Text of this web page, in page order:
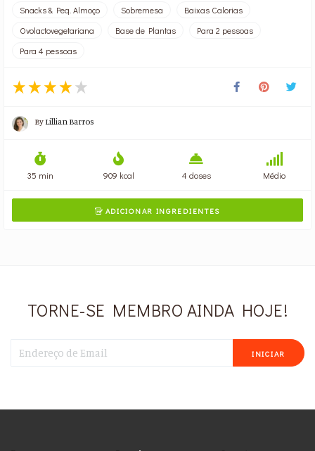
Snacks & Peq. Almoço Sobremesa
Baixas Calorias
Ovolactovegetariana
Base de Plantas
Para 2 pessoas
Para 4 pessoas
ByLillian Barros
35 min 909 kcal 4 doses Médio
ADICIONAR INGREDIENTES
TORNE-SE MEMBRO AINDA HOJE!
INICIAR